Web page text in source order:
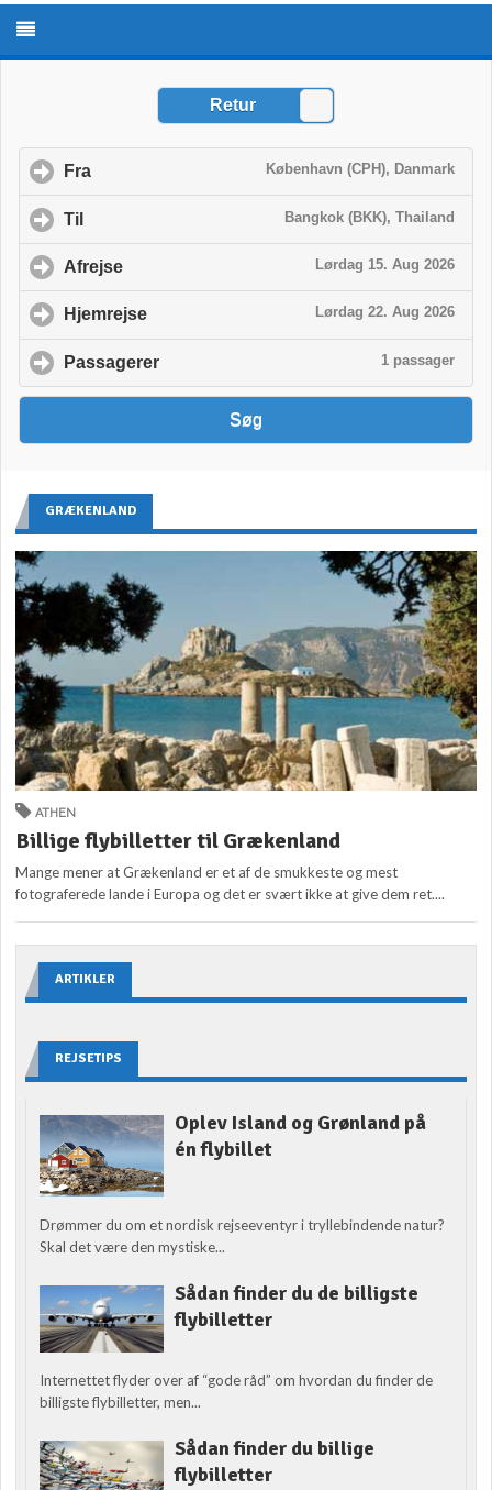
GRÆKENLAND
ATHEN
Billige flybilletter til Grækenland
Mange mener at Grækenland er et af de smukkeste og mest
fotograferede lande i Europa og det er svært ikke at give dem ret....
ARTIKLER
REJSETIPS
Oplev Island og Grønland på
én flybillet
Drømmer du om et nordisk rejseeventyr i tryllebindende natur?
Skal det være den mystiske...
Sådan finder du de billigste
flybilletter
Internettet flyder over af “gode råd” om hvordan du finder de
billigste flybilletter, men...
Sådan finder du billige
flybilletter